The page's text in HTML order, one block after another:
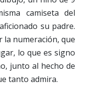
camiseta del
su padre.
numeración, que
lo que es signo
junto al hecho de
tanto admira.